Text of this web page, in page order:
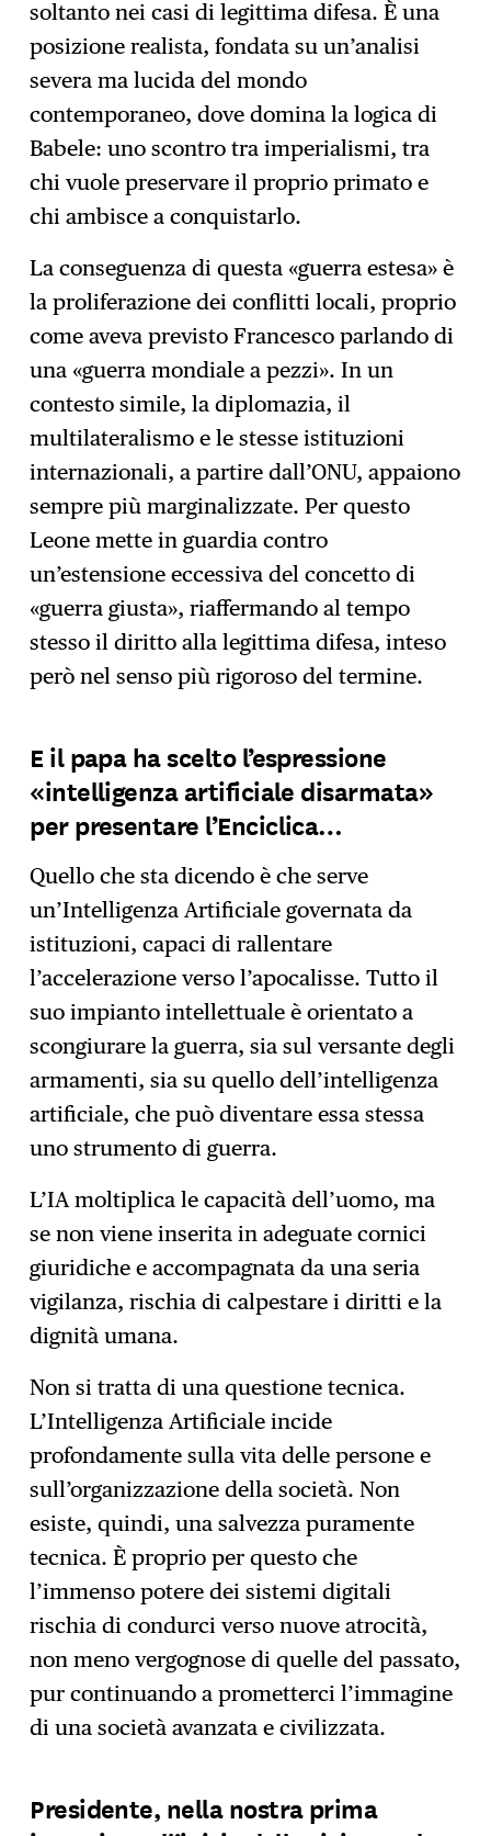
soltanto nei casi di legittima difesa. È una
posizione realista, fondata su un’analisi
severa ma lucida del mondo
contemporaneo, dove domina la logica di
Babele: uno scontro tra imperialismi, tra
chi vuole preservare il proprio primato e
chi ambisce a conquistarlo.
La conseguenza di questa «guerra estesa» è
la proliferazione dei conflitti locali, proprio
come aveva previsto Francesco parlando di
una «guerra mondiale a pezzi». In un
contesto simile, la diplomazia, il
multilateralismo e le stesse istituzioni
internazionali, a partire dall’ONU, appaiono
sempre più marginalizzate. Per questo
Leone mette in guardia contro
un’estensione eccessiva del concetto di
«guerra giusta», riaffermando al tempo
stesso il diritto alla legittima difesa, inteso
però nel senso più rigoroso del termine.
E il papa ha scelto l’espressione
«intelligenza artificiale disarmata»
per presentare l’Enciclica…
Quello che sta dicendo è che serve
un’Intelligenza Artificiale governata da
istituzioni, capaci di rallentare
l’accelerazione verso l’apocalisse. Tutto il
suo impianto intellettuale è orientato a
scongiurare la guerra, sia sul versante degli
armamenti, sia su quello dell’intelligenza
artificiale, che può diventare essa stessa
uno strumento di guerra.
L’IA moltiplica le capacità dell’uomo, ma
se non viene inserita in adeguate cornici
giuridiche e accompagnata da una seria
vigilanza, rischia di calpestare i diritti e la
dignità umana.
Non si tratta di una questione tecnica.
L’Intelligenza Artificiale incide
profondamente sulla vita delle persone e
sull’organizzazione della società. Non
esiste, quindi, una salvezza puramente
tecnica. È proprio per questo che
l’immenso potere dei sistemi digitali
rischia di condurci verso nuove atrocità,
non meno vergognose di quelle del passato,
pur continuando a prometterci l’immagine
di una società avanzata e civilizzata.
Presidente, nella nostra prima